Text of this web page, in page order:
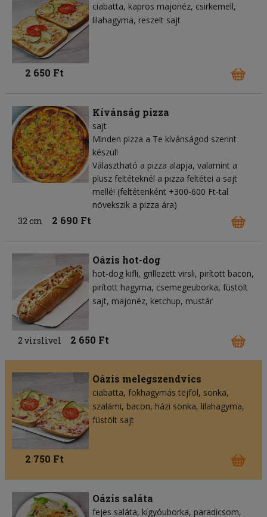
ciabatta kapros majonéz csirkemell
lilahagyma reszelt sajt
2 650 Ft
Kívánság pizza
sajt
Minden pizza a Te kívánságod szerint
készül!
Választható a pizza alapja, valamint a
plusz feltéteknél a pizza feltétei a sajt
mellé! (feltétenként +300-600 Ft-tal
növekszik a pizza ára)
32 cm
2 690 Ft
Oázis hot-dog
hot-dog kifli grillezett virsli pirított bacon
pirított hagyma csemegeuborka füstölt
sajt majonéz ketchup mustár
2 virslivel 2 650 Ft
Oázis melegszendvics
ciabatta fokhagymás tejföl sonka
szalámi bacon házi sonka lilahagyma
füstölt sajt
2 750 Ft
Oázis saláta
fejes saláta kígyóuborka paradicsom